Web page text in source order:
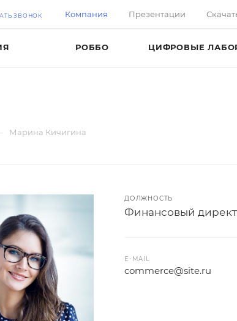
ЗВОНОК Компания Презентации
РОББО ЦИФРОВЫЕ
Марина Кичигина
ДОЛЖНОСТЬ
Финансовый
E-MAIL
commerce@site.ru